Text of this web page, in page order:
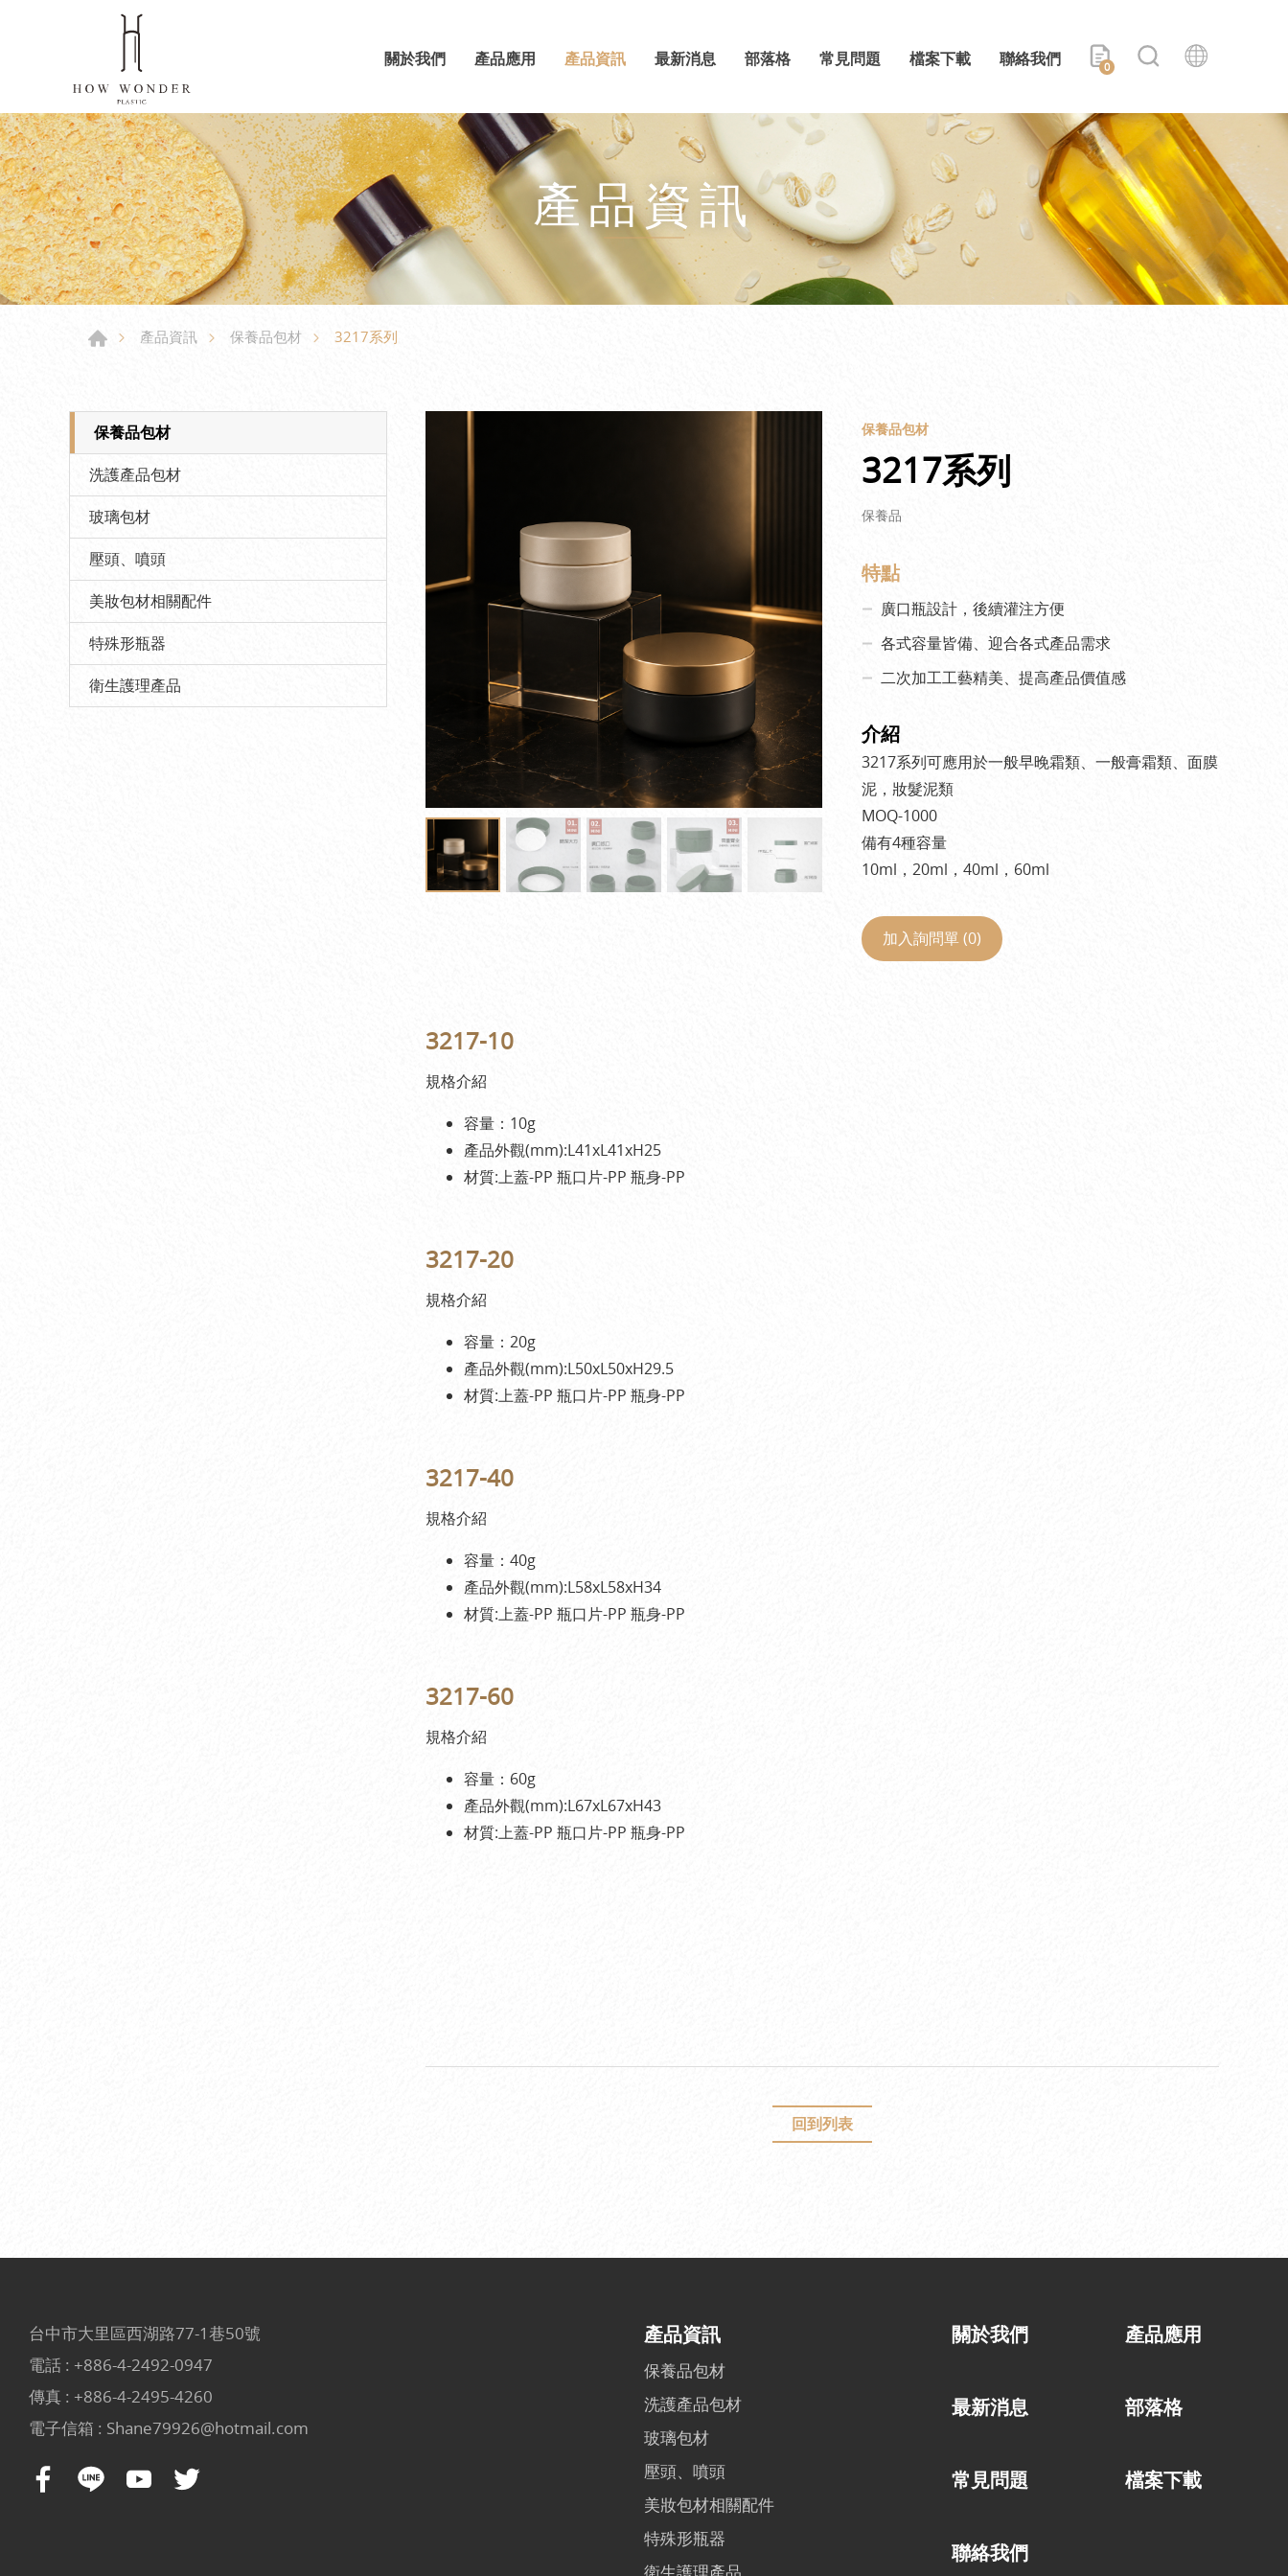
關於我們 產品應用 產品資訊 最新消息 部落格 常見問題 檔案下載 聯絡我們 0
產品資訊
產品資訊 保養品包材 3217系列
保養品包材
洗護產品包材
玻璃包材
壓頭、噴頭
美妝包材相關配件
特殊形瓶器
衛生護理產品
保養品包材
3217系列
保養品
特點
廣口瓶設計，後續灌注方便
各式容量皆備、迎合各式產品需求
二次加工工藝精美、提高產品價值感
介紹
3217系列可應用於一般早晚霜類、一般膏霜類、面膜
泥，妝髮泥類
MOQ-1000
備有4種容量
10ml，20ml，40ml，60ml
加入詢問單 (0)
3217-10
規格介紹
容量：10g
產品外觀(mm):L41xL41xH25
材質:上蓋-PP 瓶口片-PP 瓶身-PP
3217-20
規格介紹
容量：20g
產品外觀(mm):L50xL50xH29.5
材質:上蓋-PP 瓶口片-PP 瓶身-PP
3217-40
規格介紹
容量：40g
產品外觀(mm):L58xL58xH34
材質:上蓋-PP 瓶口片-PP 瓶身-PP
3217-60
規格介紹
容量：60g
產品外觀(mm):L67xL67xH43
材質:上蓋-PP 瓶口片-PP 瓶身-PP
回到列表
產品資訊
保養品包材
洗護產品包材
玻璃包材
壓頭、噴頭
美妝包材相關配件
特殊形瓶器
關於我們 產品應用
最新消息 部落格
常見問題 檔案下載
聯絡我們
台中市大里區西湖路77-1巷50號
電話 : +886-4-2492-0947
傳真 : +886-4-2495-4260
電子信箱 : Shane79926@hotmail.com